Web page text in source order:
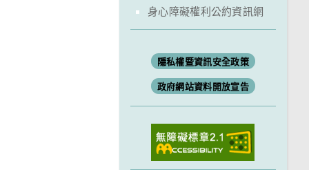
身心障礙權利公約資訊網
隱私權暨資訊安全政策
政府網站資料開放宣告